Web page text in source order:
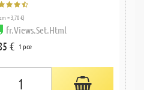
= 3,70 €)
fr.Views.Set.Html
€ 1 pce